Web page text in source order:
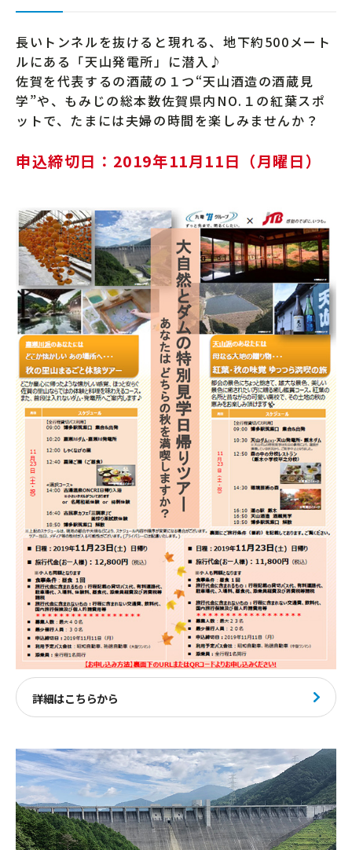
長いトンネルを抜けると現れる、地下約500メート
ルにある「天山発電所」に潜入♪
佐賀を代表するの酒蔵の１つ“天山酒造の酒蔵見
学”や、もみじの総本数佐賀県内NO.１の紅葉スポ
ットで、たまには夫婦の時間を楽しみませんか？
申込締切日：2019年11月11日（月曜日）
詳細はこちらから